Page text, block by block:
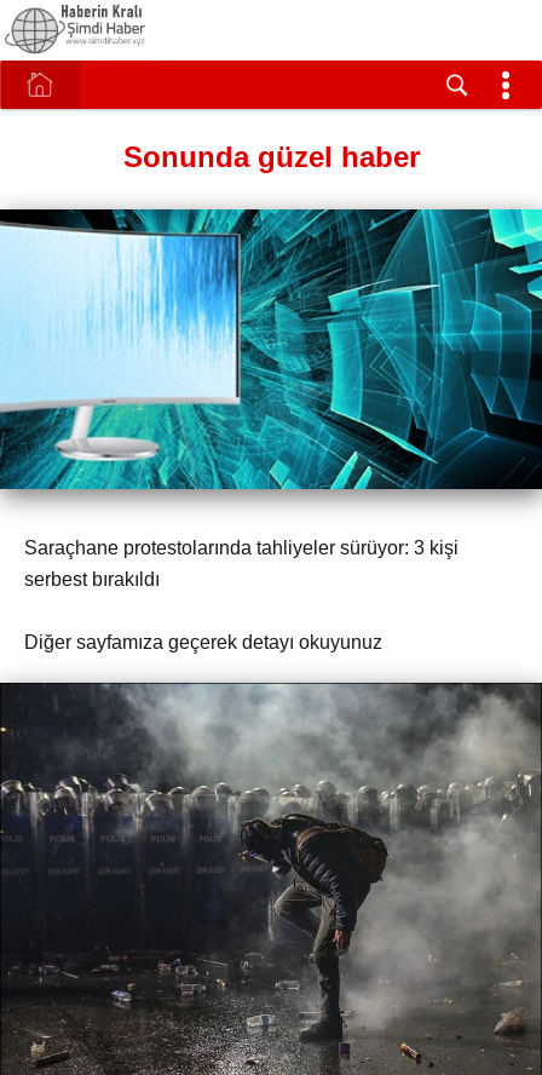
Sonunda güzel haber
Saraçhane protestolarında tahliyeler sürüyor: 3 kişi
serbest bırakıldı
Diğer sayfamıza geçerek detayı okuyunuz